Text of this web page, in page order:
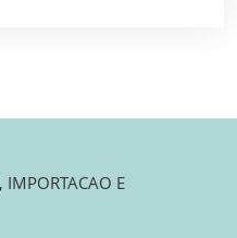
IMPORTACAO E